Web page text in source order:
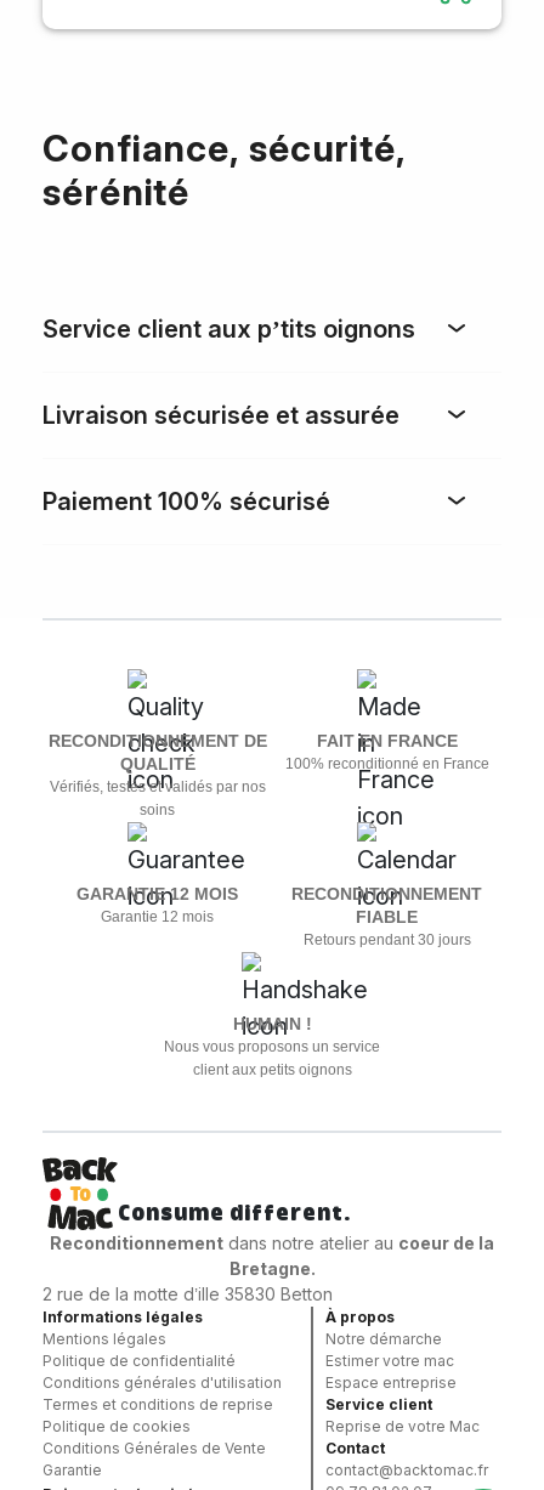
Confiance, sécurité,
sérénité
Service client aux p’tits oignons
Livraison sécurisée et assurée
Paiement 100% sécurisé
RECONDITIONNEMENT DE
QUALITÉ
Vérifiés, testés et validés par nos
soins
FAIT EN FRANCE
100% reconditionné en France
GARANTIE 12 MOIS
Garantie 12 mois
RECONDITIONNEMENT
FIABLE
Retours pendant 30 jours
HUMAIN !
Nous vous proposons un service
client aux petits oignons
Consume different.
Reconditionnement dans notre atelier au coeur de la
Bretagne.
2 rue de la motte d’ille 35830 Betton
Informations légales
Mentions légales
Politique de confidentialité
Conditions générales d'utilisation
Termes et conditions de reprise
Politique de cookies
Conditions Générales de Vente
Garantie
À propos
Notre démarche
Estimer votre mac
Espace entreprise
Service client
Reprise de votre Mac
Contact
contact@backtomac.fr